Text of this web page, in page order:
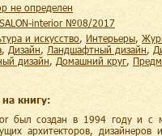
не определен
SALON-interior №08/2017
и искусство интерьеры
дизайн ландшафтный дизайн
дизайн
домашний круг
книгу:
был создан в 1994 году и с
архитекторов,